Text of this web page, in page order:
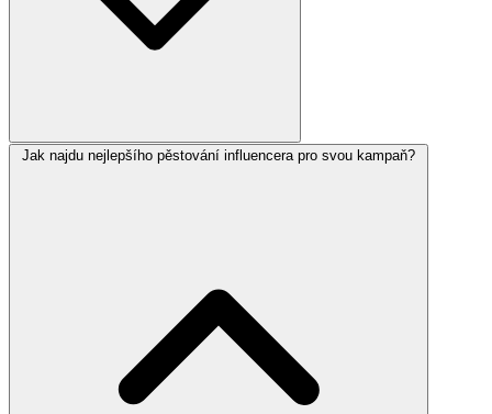
Jak najdu nejlepšího pěstování influencera pro svou kampaň?